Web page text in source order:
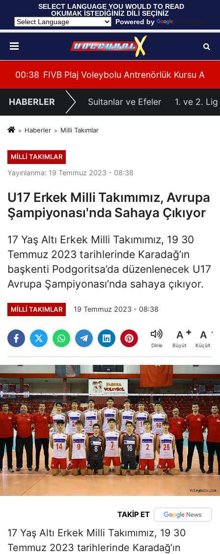
SELECT LANGUAGE YOU WOULD TO READ
OKUMAK İSTEDİĞİNİZ DİLİ SEÇİNİZ
Powered by
Translate
Hazırlıklarına Başladı
Alanya’da Başladı
00:39 U20 Erkek Millî Takımımız, 2027 CEV U20
HABERLER Sultanlar ve Efeler 1. ve 2. Lig
Haberler Milli Takımlar
MILLI TAKIMLAR
Yayınlanma: 19 Temmuz 2023 - 08:38
U17 Erkek Milli Takımımız, Avrupa
Şampiyonası'nda Sahaya Çıkıyor
17 Yaş Altı Erkek Milli Takımımız, 19 30
Temmuz 2023 tarihlerinde Karadağ’ın
başkenti Podgoritsa’da düzenlenecek U17
Avrupa Şampiyonası’nda sahaya çıkıyor.
MILLI TAKIMLAR 19 Temmuz 2023 - 08:38
Dinle
A
Büyüt
A
Küçült
TAKİP ET
17 Yaş Altı Erkek Milli Takımımız, 19 30
Temmuz 2023 tarihlerinde Karadağ’ın